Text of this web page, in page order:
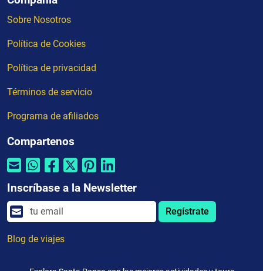
Sobre Nosotros
Política de Cookies
Política de privacidad
Términos de servicio
Programa de afiliados
Compartenos
Inscríbase a la Newsletter
Regístrate
Blog de viajes